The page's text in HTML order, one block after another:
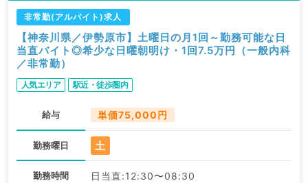
非常勤(アルバイト)求人
【神奈川県／伊勢原市】土曜日の月1回～勤務可能な日
当直バイト◎希少な日曜朝明け・1回7.5万円（一般内科
／非常勤）
人気エリア 駅近・徒歩圏内
給与 単価75,000円
勤務曜日 土
勤務時間 日当直:12:30〜08:30